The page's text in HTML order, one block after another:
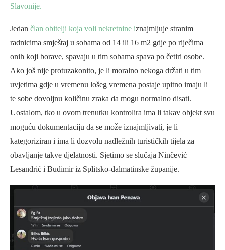
Slavonije.
Jedan član obitelji koja voli nekretnine iznajmljuje stranim
radnicima smještaj u sobama od 14 ili 16 m2 gdje po riječima
onih koji borave, spavaju u tim sobama spava po četiri osobe.
Ako još nije protuzakonito, je li moralno nekoga držati u tim
uvjetima gdje u vremenu lošeg vremena postaje upitno imaju li
te sobe dovoljnu količinu zraka da mogu normalno disati.
Uostalom, tko u ovom trenutku kontrolira ima li takav objekt svu
moguću dokumentaciju da se može iznajmljivati, je li
kategoriziran i ima li dozvolu nadležnih turističkih tijela za
obavljanje takve djelatnosti. Sjetimo se slučaja Ninčević
Lesandrić i Budimir iz Splitsko-dalmatinske županije.